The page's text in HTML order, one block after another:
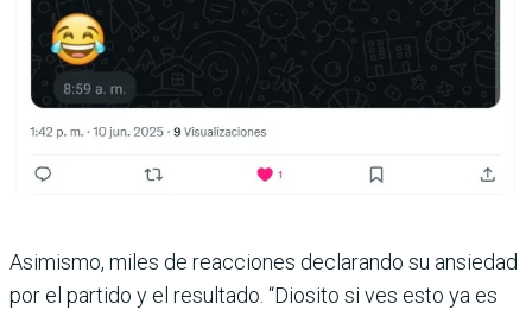
Asimismo, miles de reacciones declarando su ansiedad
por el partido y el resultado. “Diosito si ves esto ya es